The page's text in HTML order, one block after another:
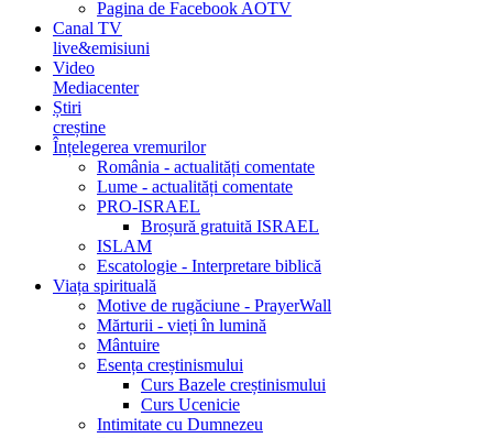
Pagina de Facebook AOTV
Canal TV
live&emisiuni
Video
Mediacenter
Știri
creștine
Înțelegerea vremurilor
România - actualități comentate
Lume - actualități comentate
PRO-ISRAEL
Broșură gratuită ISRAEL
ISLAM
Escatologie - Interpretare biblică
Viața spirituală
Motive de rugăciune - PrayerWall
Mărturii - vieți în lumină
Mântuire
Esența creștinismului
Curs Bazele creștinismului
Curs Ucenicie
Intimitate cu Dumnezeu